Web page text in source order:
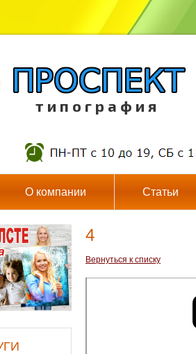
т и п о г р а ф и я
О компании Статьи
4
Вернуться к списку